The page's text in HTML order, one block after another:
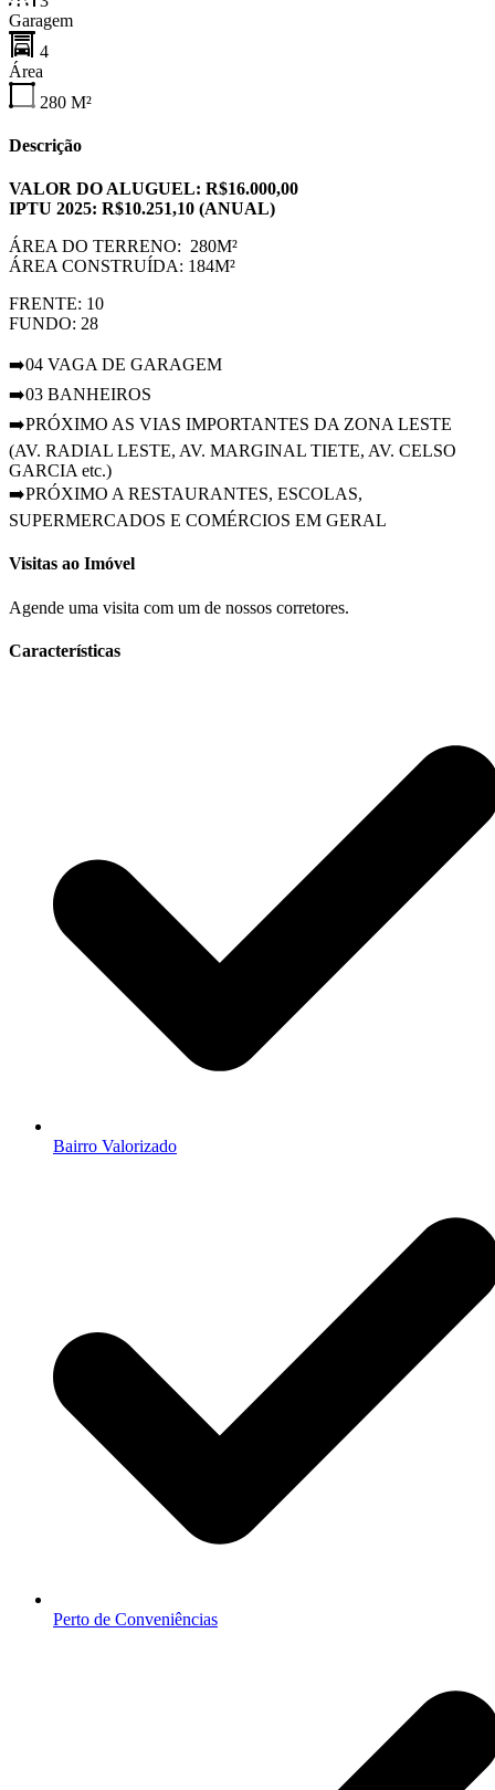
Garagem
4
Área
280 M²
Descrição
VALOR DO ALUGUEL: R$16.000,00
IPTU 2025: R$10.251,10 (ANUAL)
ÁREA DO TERRENO: 280M²
ÁREA CONSTRUÍDA: 184M²
FRENTE: 10
FUNDO: 28
➡️04 VAGA DE GARAGEM
➡️03 BANHEIROS
➡️PRÓXIMO AS VIAS IMPORTANTES DA ZONA LESTE
(AV. RADIAL LESTE, AV. MARGINAL TIETE, AV. CELSO
GARCIA etc.)
➡️PRÓXIMO A RESTAURANTES, ESCOLAS,
SUPERMERCADOS E COMÉRCIOS EM GERAL
Visitas ao Imóvel
Agende uma visita com um de nossos corretores.
Características
Bairro Valorizado
Perto de Conveniências